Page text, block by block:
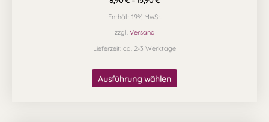
Enthält 19% MwSt.
zzgl. Versand
Lieferzeit: ca. 2-3 Werktage
Ausführung wählen